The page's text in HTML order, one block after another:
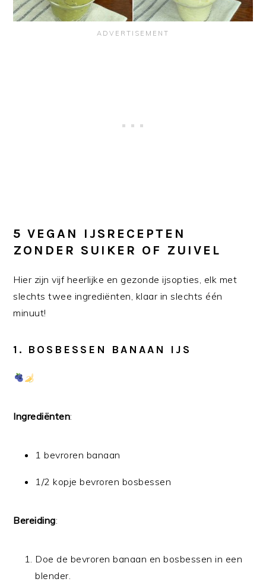
5 VEGAN IJSRECEPTEN
ZONDER SUIKER OF ZUIVEL
Hier zijn vijf heerlijke en gezonde ijsopties, elk met
slechts twee ingrediënten, klaar in slechts één
minuut!
1. BOSBESSEN BANAAN IJS
Ingrediënten:
1 bevroren banaan
1/2 kopje bevroren bosbessen
Bereiding:
Doe de bevroren banaan en bosbessen in een
blender.